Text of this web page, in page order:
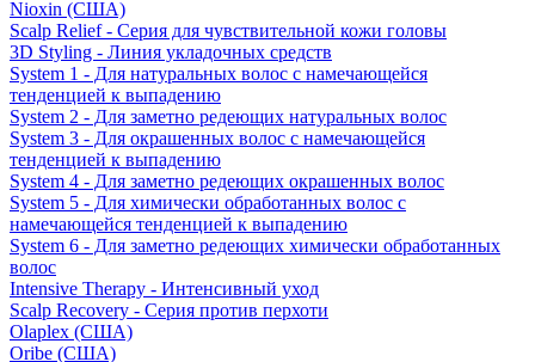
Nioxin (США)
Scalp Relief - Серия для чувствительной кожи головы
3D Styling - Линия укладочных средств
System 1 - Для натуральных волос с намечающейся
тенденцией к выпадению
System 2 - Для заметно редеющих натуральных волос
System 3 - Для окрашенных волос с намечающейся
тенденцией к выпадению
System 4 - Для заметно редеющих окрашенных волос
System 5 - Для химически обработанных волос с
намечающейся тенденцией к выпадению
System 6 - Для заметно редеющих химически обработанных
волос
Intensive Therapy - Интенсивный уход
Scalp Recovery - Серия против перхоти
Olaplex (США)
Oribe (США)